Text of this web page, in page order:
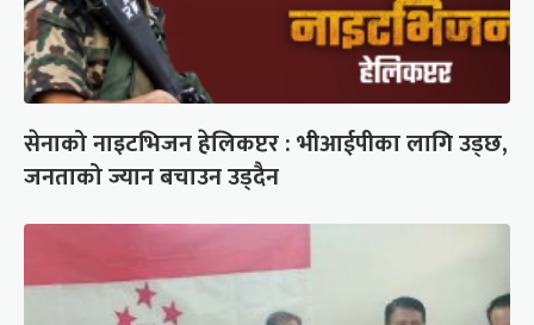
सेनाको नाइटभिजन हेलिकप्टर : भीआईपीका लागि उड्छ,
जनताको ज्यान बचाउन उड्दैन